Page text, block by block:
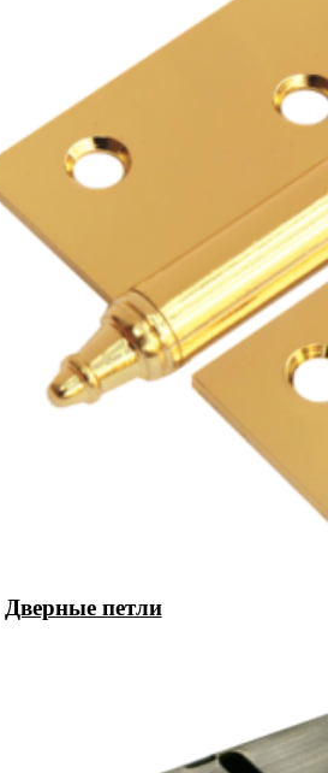
Дверные петли